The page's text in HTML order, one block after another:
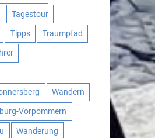
Tagestour
Tipps Traumpfad
Wandern
Vorpommern
Wanderung